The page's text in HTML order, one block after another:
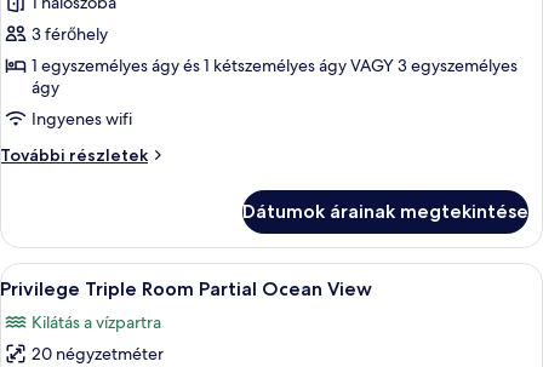
összes
képének
megtekintése:
Standard
háromágyas
szoba
3 férőhely
1 egyszemélyes ágy és 1 kétszemélyes ágy VAGY 3 egyszemélyes
ágy
Ingyenes wifi
További részletek
Standard
részletei
Dátumok árainak megtekintése
A
következő
szoba
összes
Egy kétágyas szoba, egy erkély
3
Privilege Triple Room Partial Ocean View
Kilátás a vízpartra
20 négyzetméter